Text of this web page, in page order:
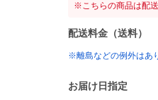
※こちらの商品は配
配送料金（送料）
※離島などの例外はあ
お届け日指定